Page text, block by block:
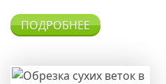
ПОДРОБНЕЕ